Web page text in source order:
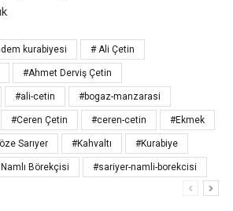
kurabiyesi # Ali Çetin
#Ahmet Derviş Çetin
#ali-cetin #bogaz-manzarasi
#Ceren Çetin #ceren-cetin #Ekmek
Sarıyer #Kahvaltı #Kurabiye
Namlı Börekçisi #sariyer-namli-borekcisi